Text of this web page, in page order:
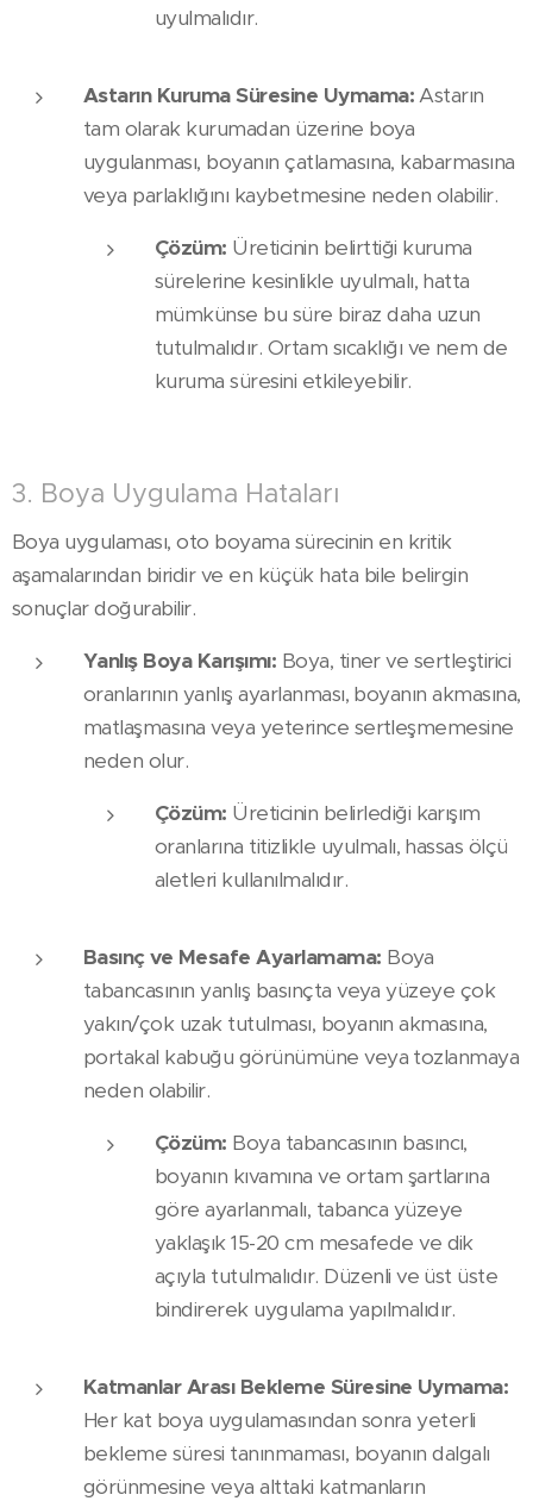
uyulmalıdır.
Astarın Kuruma Süresine Uymama:Astarın
tam olarak kurumadan üzerine boya
uygulanması, boyanın çatlamasına, kabarmasına
veya parlaklığını kaybetmesine neden olabilir.
Çözüm: Üreticinin belirttiği kuruma
sürelerine kesinlikle uyulmalı, hatta
mümkünse bu süre biraz daha uzun
tutulmalıdır. Ortam sıcaklığı ve nem de
kuruma süresini etkileyebilir.
3. Boya Uygulama Hataları
Boya uygulaması, oto boyama sürecinin en kritik
aşamalarından biridir ve en küçük hata bile belirgin
sonuçlar doğurabilir.
Yanlış Boya Karışımı: Boya, tiner ve sertleştirici
oranlarının yanlış ayarlanması, boyanın akmasına,
matlaşmasına veya yeterince sertleşmemesine
neden olur.
Çözüm: Üreticinin belirlediği karışım
oranlarına titizlikle uyulmalı, hassas ölçü
aletleri kullanılmalıdır.
Basınç ve Mesafe Ayarlamama: Boya
tabancasının yanlış basınçta veya yüzeye çok
yakın/çok uzak tutulması, boyanın akmasına,
portakal kabuğu görünümüne veya tozlanmaya
neden olabilir.
Çözüm: Boya tabancasının basıncı,
boyanın kıvamına ve ortam şartlarına
göre ayarlanmalı, tabanca yüzeye
yaklaşık 15-20 cm mesafede ve dik
açıyla tutulmalıdır. Düzenli ve üst üste
bindirerek uygulama yapılmalıdır.
Katmanlar Arası Bekleme Süresine Uymama:
Her kat boya uygulamasından sonra yeterli
bekleme süresi tanınmaması, boyanın dalgalı
görünmesine veya alttaki katmanların